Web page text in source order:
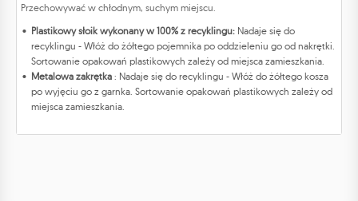
Przechowywać w chłodnym, suchym miejscu.
Plastikowy słoik wykonany w 100% z recyklingu: Nadaje się do
recyklingu - Włóż do żółtego pojemnika po oddzieleniu go od nakrętki.
Sortowanie opakowań plastikowych zależy od miejsca zamieszkania.
Metalowa zakrętka : Nadaje się do recyklingu - Włóż do żółtego kosza
po wyjęciu go z garnka. Sortowanie opakowań plastikowych zależy od
miejsca zamieszkania.